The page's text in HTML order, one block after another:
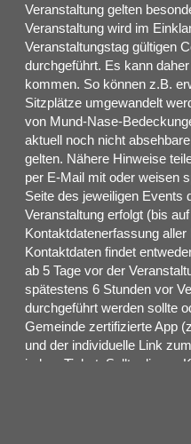
Veranstaltung gelten
Veranstaltung wird im
Veranstaltungstag gültigen
durchgeführt. Es kann
kommen. So können z.B.
Sitzplätze umgewandelt
von Mund-Nase-
aktuell noch nicht
gelten. Nähere Hinweise
per E-Mail mit oder weisen
Seite des jeweiligen Events
Veranstaltung erfolgt (bis
Kontaktdatenerfassung
Kontaktdaten findet
ab 5 Tage vor der
spätestens 6 Stunden vor
durchgeführt werden sollte
Gemeinde zertifizierte App
und der individuelle Link
jedem Ticket. Sollte dieses